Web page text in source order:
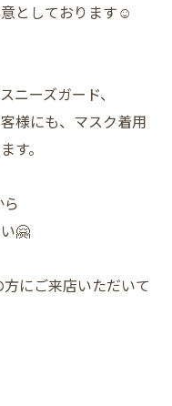
としております☺️
ニーズガード、
様にも、マスク着用
す。
🤗
にご来店いただいて